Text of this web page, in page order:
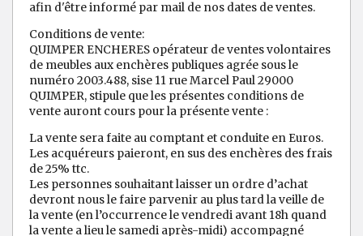
afin d'être informé par mail de nos dates de ventes.
Conditions de vente:
QUIMPER ENCHERES opérateur de ventes volontaires
de meubles aux enchères publiques agrée sous le
numéro 2003.488, sise 11 rue Marcel Paul 29000
QUIMPER, stipule que les présentes conditions de
vente auront cours pour la présente vente :
La vente sera faite au comptant et conduite en Euros.
Les acquéreurs paieront, en sus des enchères des frais
de 25% ttc.
Les personnes souhaitant laisser un ordre d’achat
devront nous le faire parvenir au plus tard la veille de
la vente (en l’occurrence le vendredi avant 18h quand
la vente a lieu le samedi après-midi) accompagné